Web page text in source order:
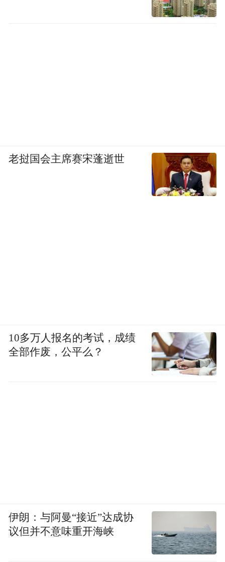
老挝国会主席赛宋蓬逝世
10多万人报名的考试，成绩
全部作废，公平么？
伊朗：与阿曼“接近”达成协
议但并不意味重开海峡